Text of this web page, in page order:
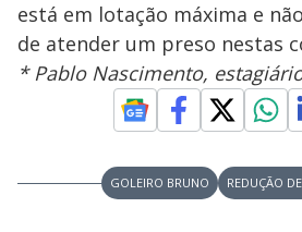
está em lotação máxima e
de atender um preso nestas
* Pablo Nascimento,
GOLEIRO BRUNO REDUÇÃO